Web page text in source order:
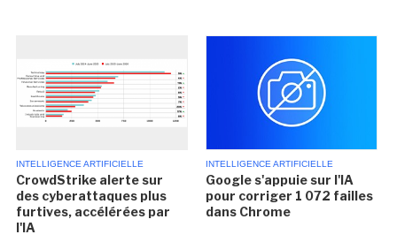
INTELLIGENCE ARTIFICIELLE
CrowdStrike alerte sur
des cyberattaques plus
furtives, accélérées par
l'IA
INTELLIGENCE ARTIFICIELLE
Google s'appuie sur l'IA
pour corriger 1 072 failles
dans Chrome